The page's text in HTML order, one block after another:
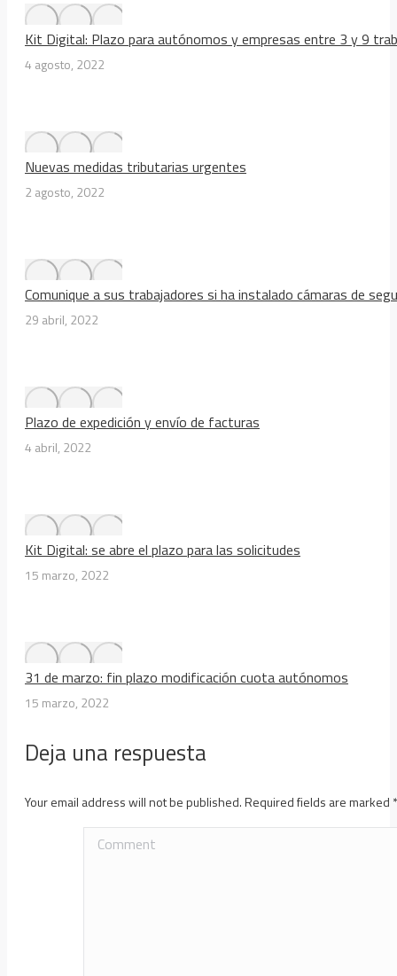
Kit Digital: Plazo para autónomos y empresas entre 3 y 9
4 agosto, 2022
Nuevas medidas tributarias urgentes
2 agosto, 2022
Comunique a sus trabajadores si ha instalado cámaras de
29 abril, 2022
Plazo de expedición y envío de facturas
4 abril, 2022
Kit Digital: se abre el plazo para las solicitudes
15 marzo, 2022
31 de marzo: fin plazo modificación cuota autónomos
15 marzo, 2022
Deja una respuesta
Your email address will not be published. Required fields are marked *